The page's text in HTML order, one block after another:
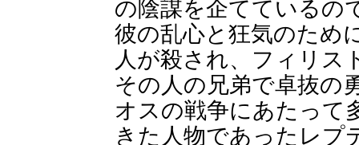
の陰謀を企てているの
彼の乱心と狂気のため
人が殺され、フィリス
その人の兄弟で卓抜の
オスの戦争にあたって
きた人物であったレプ